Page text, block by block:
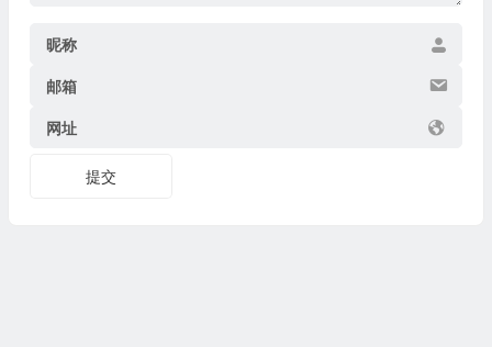
昵称
邮箱
网址
提交